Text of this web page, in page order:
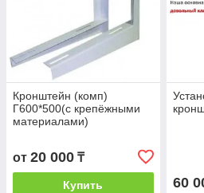
Кронштейн (комп)
Г600*500(с крепёжными
материалами)
от 20 000 ₸
Купить 60